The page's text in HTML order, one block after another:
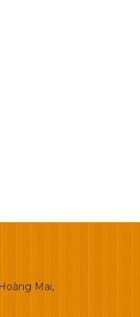
Mai,